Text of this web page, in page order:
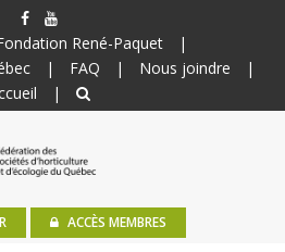
René-Paquet
|
| FAQ | Nous joindre
|
|
ACCÈS MEMBRES